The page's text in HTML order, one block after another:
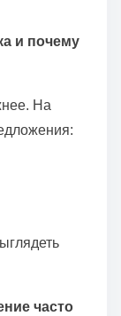
и почему
На
часто